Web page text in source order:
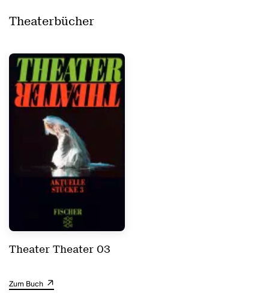
Theaterbücher
Theater Theater 03
Zum Buch